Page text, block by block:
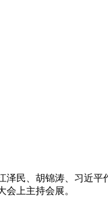
民、胡锦涛、习近
会上主持会展。